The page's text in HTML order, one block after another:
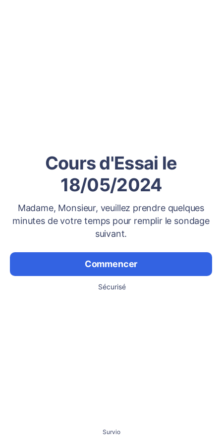
Cours d'Essai le
18/05/2024
Madame, Monsieur, veuillez prendre quelques
minutes de votre temps pour remplir le sondage
suivant.
Commencer
Sécurisé
Survio